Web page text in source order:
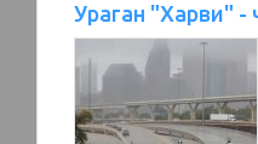
Ураган "Харви" -